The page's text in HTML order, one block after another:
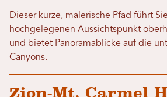
Dieser kurze, malerische Pfad führt
hochgelegenen Aussichtspunkt
und bietet Panoramablicke auf die
Canyons.
Zion-Mt. Carmel